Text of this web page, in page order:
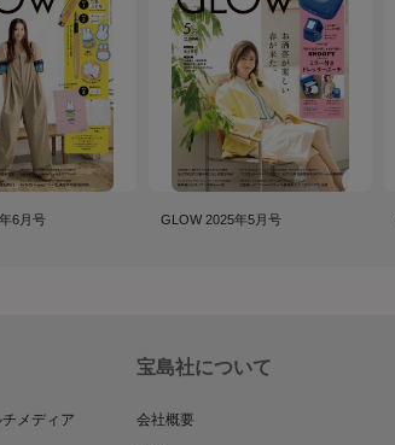
6月号 GLOW 2025年5月号
メディア
宝島社について
会社概要